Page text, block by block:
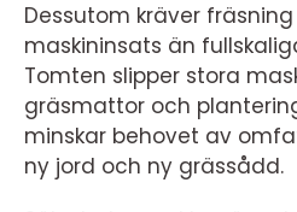
Dessutom kräver
maskininsats än
Tomten slipper stora
gräsmattor och
minskar behovet av
ny jord och ny grässådd.